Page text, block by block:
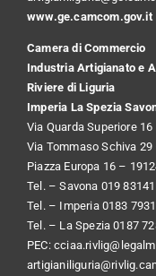
www.ge.camcom.gov.it
Camera di Commercio
Industria Artigianato e
Riviere di Liguria
Imperia La Spezia
Via Quarda Superiore
Via Tommaso Schiva
Piazza Europa 16 –
Tel. – Savona 019 83141
Tel. – Imperia 0183 7931
Tel. – La Spezia 0187
PEC: